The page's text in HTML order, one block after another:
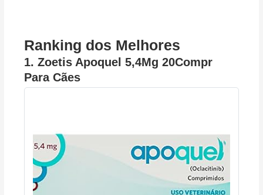
Ranking dos Melhores
1.Zoetis Apoquel 5,4Mg 20Compr
Para Cães